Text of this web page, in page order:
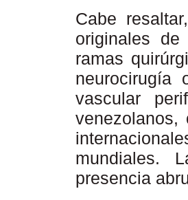
Cabe
originales de
ramas
neurocirugía
vascular
mundiales.
presencia